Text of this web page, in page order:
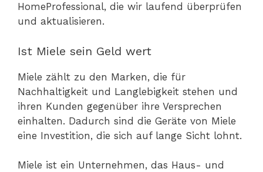
HomeProfessional, die wir laufend überprüfen
und aktualisieren.
Ist Miele sein Geld wert
Miele zählt zu den Marken, die für
Nachhaltigkeit und Langlebigkeit stehen und
ihren Kunden gegenüber ihre Versprechen
einhalten. Dadurch sind die Geräte von Miele
eine Investition, die sich auf lange Sicht lohnt.
Miele ist ein Unternehmen, das Haus- und